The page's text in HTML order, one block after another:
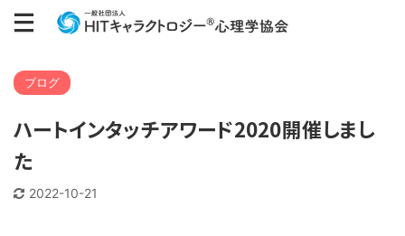
ブログ
ハートインタッチアワード2020開催しまし
た
2022-10-21